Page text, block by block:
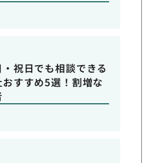
祝日でも相談できる
すすめ5選！割増な